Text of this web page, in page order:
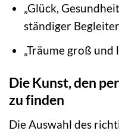
„Glück,
ständiger
„Träume groß und
Die Kunst, den
zu finden
Die Auswahl des